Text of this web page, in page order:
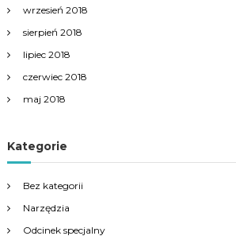
wrzesień 2018
sierpień 2018
lipiec 2018
czerwiec 2018
maj 2018
Kategorie
Bez kategorii
Narzędzia
Odcinek specjalny